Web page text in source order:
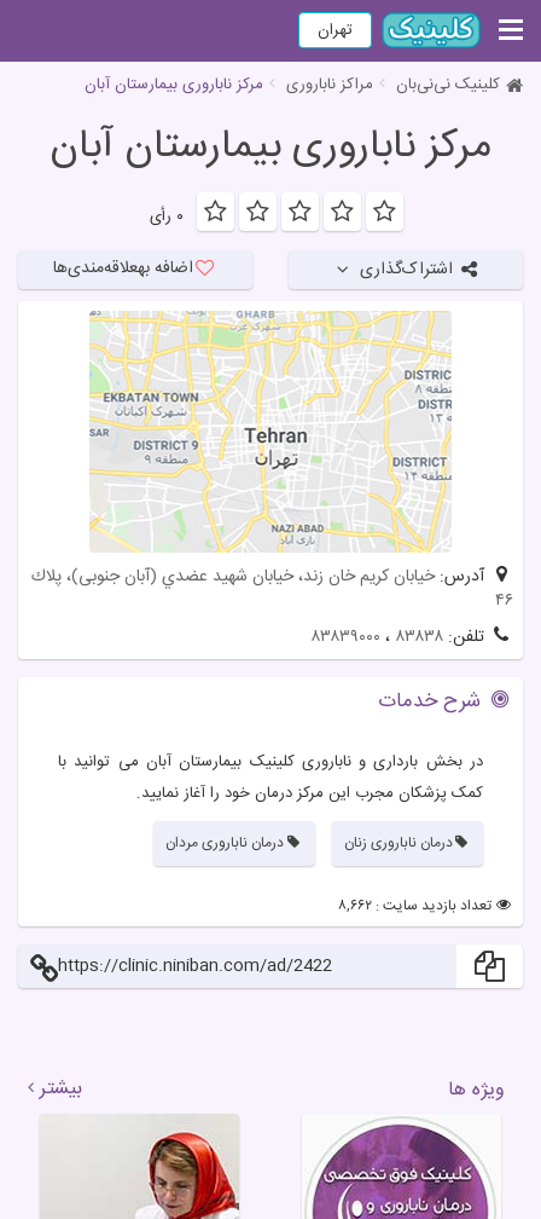
تهران
کلینیک نی‌نی‌بان مراکز ناباروری مرکز ناباروری بیمارستان آبان
مرکز ناباروری بیمارستان آبان
۰ رأی
اشتراک‌گذاری اضافه بهعلاقه‌مندی‌ها
آدرس:خيابان كريم خان زند، خيابان شهيد عضدي (آبان جنوبی)، پلاك
۴۶
تلفن: ۸۳۸۳۸ ، ۸۳۸۳۹۰۰۰
شرح خدمات
در بخش بارداری و ناباروری کلینیک بیمارستان آبان می توانید با
کمک پزشکان مجرب این مرکز درمان خود را آغاز نمایید.
درمان ناباروری زنان درمان ناباروری مردان
تعداد بازدید سایت : ۸,۶۶۲
https://clinic.niniban.com/ad/2422
ویژه ها بیشتر